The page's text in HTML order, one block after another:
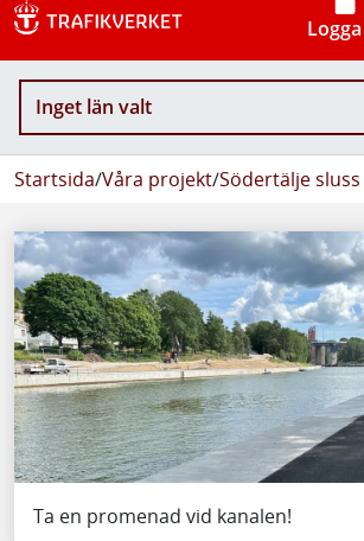
Inget län valt
Startsida/Våra projekt/Södertälje
Ta en promenad vid kanalen!